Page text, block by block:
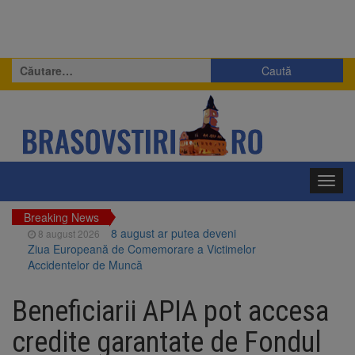
Caută
după:
Breaking News
8 august 2026
8 august ar putea deveni
Ziua Europeană de Comemorare a Victimelor
Accidentelor de Muncă
fostului complex Duplex 91, de lângă Piața
Star
8 august 2026
Ungaria renunță la apelul
pentru reducerea consumului de energie.
Beneficiarii APIA pot accesa
credite garantate de Fondul